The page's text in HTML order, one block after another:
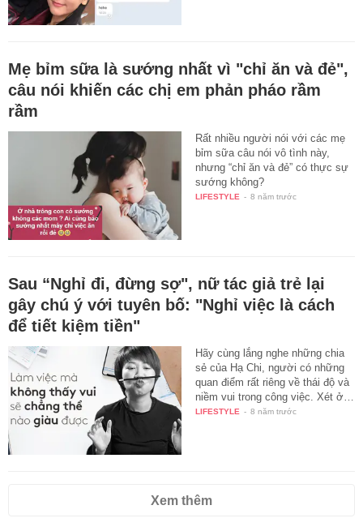
Mẹ bỉm sữa là sướng nhất vì "chỉ ăn và đẻ",
câu nói khiến các chị em phản pháo rầm
rầm
Rất nhiều người nói với các mẹ
bỉm sữa câu nói vô tình này,
nhưng “chỉ ăn và đẻ” có thực sự
sướng không?
LIFESTYLE - 8 năm trước
Sau “Nghỉ đi, đừng sợ", nữ tác giả trẻ lại
gây chú ý với tuyên bố: "Nghỉ việc là cách
để tiết kiệm tiền"
Hãy cùng lắng nghe những chia
sẻ của Hạ Chi, người có những
quan điểm rất riêng về thái độ và
niềm vui trong công việc. Xét ở…
LIFESTYLE - 8 năm trước
Xem thêm